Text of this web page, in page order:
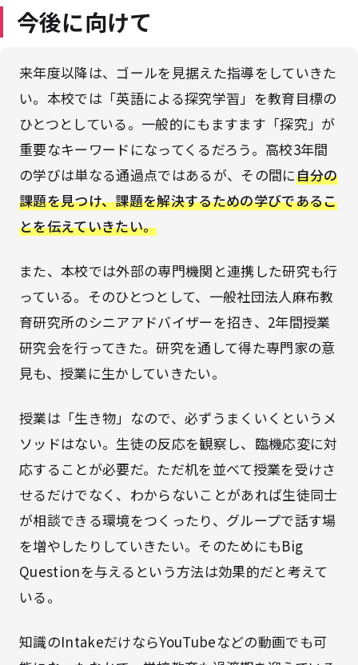
今後に向けて
来年度以降は、ゴールを見据えた指導をしていきた
い。本校では「英語による探究学習」を教育目標の
ひとつとしている。一般的にもますます「探究」が
重要なキーワードになってくるだろう。高校3年間
の学びは単なる通過点ではあるが、その間に自分の
課題を見つけ、課題を解決するための学びであるこ
とを伝えていきたい。
また、本校では外部の専門機関と連携した研究も行
っている。そのひとつとして、一般社団法人麻布教
育研究所のシニアアドバイザーを招き、2年間授業
研究会を行ってきた。研究を通して得た専門家の意
見も、授業に生かしていきたい。
授業は「生き物」なので、必ずうまくいくというメ
ソッドはない。生徒の反応を観察し、臨機応変に対
応することが必要だ。ただ机を並べて授業を受けさ
せるだけでなく、わからないことがあれば生徒同士
が相談できる環境をつくったり、グループで話す場
を増やしたりしていきたい。そのためにもBig
Questionを与えるという方法は効果的だと考えて
いる。
知識のIntakeだけならYouTubeなどの動画でも可